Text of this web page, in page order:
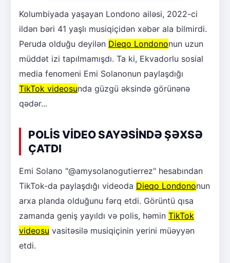
Kolumbiyada yaşayan Londono ailəsi, 2022-ci
ildən bəri 41 yaşlı musiqiçidən xəbər ala bilmirdi.
Peruda olduğu deyilən Dieqo Londononun uzun
müddət izi tapılmamışdı. Ta ki, Ekvadorlu sosial
media fenomeni Emi Solanonun paylaşdığı
TikTok videosunda güzgü əksində görünənə
qədər...
POLİS VİDEO SAYƏSİNDƏ ŞƏXSƏ
ÇATDI
Emi Solano "@amysolanogutierrez" hesabından
TikTok-da paylaşdığı videoda Dieqo Londononun
arxa planda olduğunu fərq etdi. Görüntü qısa
zamanda geniş yayıldı və polis, həmin TikTok
videosu vasitəsilə musiqiçinin yerini müəyyən
etdi.